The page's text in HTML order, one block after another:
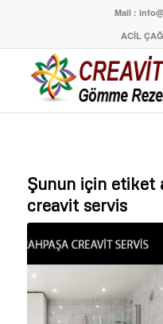
Mail :
ACİL
Şunun için etiket
creavit servis